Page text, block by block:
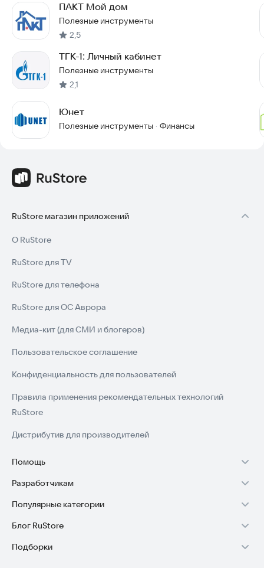
ПАКТ Мой дом
Полезные инструменты
2,5
ТГК-1: Личный кабинет
Полезные инструменты
2,1
Юнет
Полезные инструменты · Финансы
RuStore магазин приложений
О RuStore
RuStore для TV
RuStore для телефона
RuStore для ОС Аврора
Медиа-кит (для СМИ и блогеров)
Пользовательское соглашение
Конфиденциальность для пользователей
Правила применения рекомендательных технологий
RuStore
Дистрибутив для производителей
Помощь
Установка RuStore на TV
Установка RuStore на телефон
Установка RuStore в машину
Помощь пользователям RuStore
Разработчикам
Зарабатывать с RuStore
Стать разработчиком
Доступ к RuStore Консоль
Популярные категории
Игры для Android
Приложения банков
Блог RuStore
Обзоры игр для Android 2025
Подборки